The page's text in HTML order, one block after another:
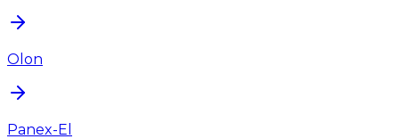
Olon
Panex-El